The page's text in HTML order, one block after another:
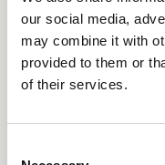
our social media,
may combine it with
provided to them or
of their services.
Byggnader
Byggsystem ger